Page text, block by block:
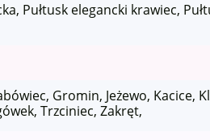
Pułtusk elegancki krawiec,
Gromin, Jeżewo, Kacice,
Trzciniec, Zakręt,